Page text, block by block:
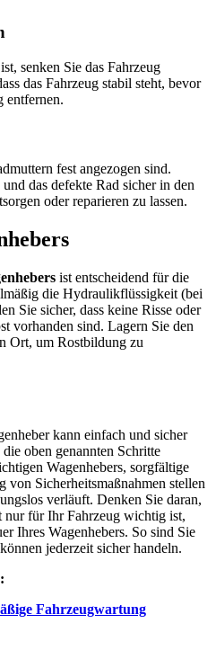
senken Sie das Fahrzeug
das Fahrzeug stabil steht, bevor
entfernen.
fest angezogen sind.
das defekte Rad sicher in den
oder reparieren zu lassen.
ist entscheidend für die
die Hydraulikflüssigkeit (bei
Sie sicher, dass keine Risse oder
vorhanden sind. Lagern Sie den
Ort, um Rostbildung zu
kann einfach und sicher
oben genannten Schritte
Wagenhebers, sorgfältige
Sicherheitsmaßnahmen stellen
verläuft. Denken Sie daran,
nur für Ihr Fahrzeug wichtig ist,
Ihres Wagenhebers. So sind Sie
jederzeit sicher handeln.
Fahrzeugwartung